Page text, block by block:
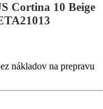
Cortina 10 Beige
nákladov na prepravu